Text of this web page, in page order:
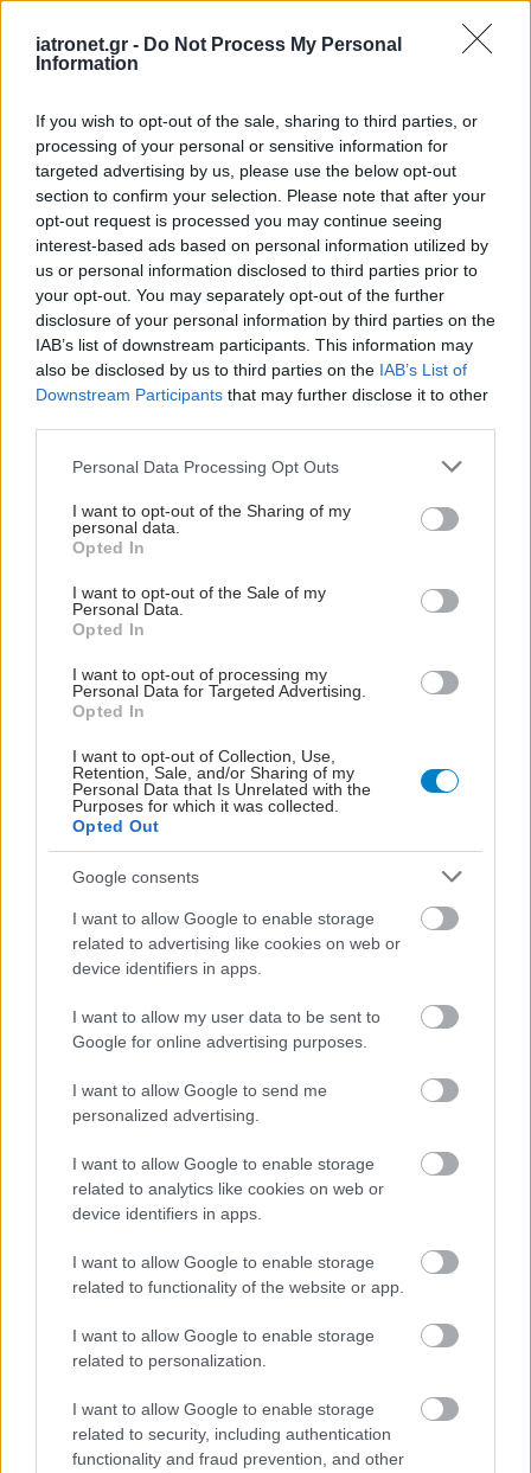
iatronet.gr - Do Not Process My Personal
Information
If you wish to opt-out of the sale, sharing to third parties, or
processing of your personal or sensitive information for
targeted advertising by us, please use the below opt-out
section to confirm your selection. Please note that after your
opt-out request is processed you may continue seeing
interest-based ads based on personal information utilized by
us or personal information disclosed to third parties prior to
your opt-out. You may separately opt-out of the further
disclosure of your personal information by third parties on the
IAB’s list of downstream participants. This information may
also be disclosed by us to third parties on the IAB’s List of
Downstream Participants that may further disclose it to other
Please note that this website/app uses one or more Google
not limited to your visit or usage behaviour. You may click to
grant or deny consent to Google and its third-party tags to
use your data for below specified purposes in below Google
consent section.
Personal Data Processing Opt Outs
I want to opt-out of the Sharing of my
personal data.
Opted In
I want to opt-out of the Sale of my
Personal Data.
Opted In
I want to opt-out of processing my
Personal Data for Targeted Advertising.
Opted In
I want to opt-out of Collection, Use,
Retention, Sale, and/or Sharing of my
Personal Data that Is Unrelated with the
Purposes for which it was collected.
Opted Out
Google consents
I want to allow Google to enable storage
related to advertising like cookies on web or
device identifiers in apps.
I want to allow my user data to be sent to
Google for online advertising purposes.
I want to allow Google to send me
personalized advertising.
I want to allow Google to enable storage
related to analytics like cookies on web or
device identifiers in apps.
I want to allow Google to enable storage
related to functionality of the website or app.
I want to allow Google to enable storage
related to personalization.
I want to allow Google to enable storage
related to security, including authentication
functionality and fraud prevention, and other